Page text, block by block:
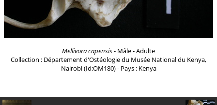
Mellivora capensis- Mâle - Adulte
Collection : Département d'Ostéologie du Musée National du Kenya,
Nairobi (Id:OM180) - Pays : Kenya